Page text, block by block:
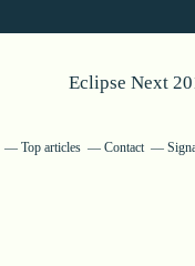
Eclipse Next
Top articles Contact